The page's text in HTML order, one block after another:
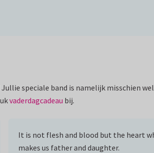
speciale band is namelijk misschien
vaderdagcadeau bij.
It is not flesh and blood but the heart
makes us father and daughter.